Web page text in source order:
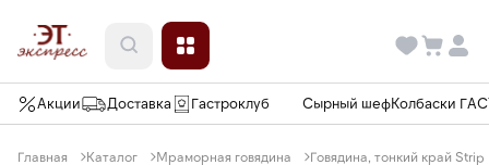
Акции Доставка Гастроклуб Сырный шефКолбаски
Главная Каталог Мраморная говядина Говядина, тонкий край